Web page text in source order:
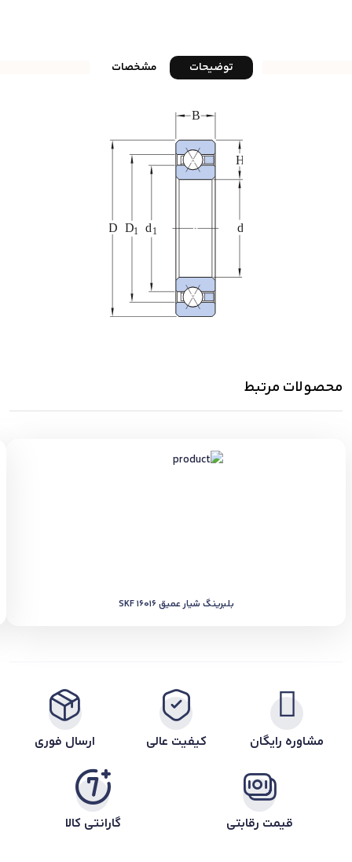
توضیحات مشخصات
محصولات مرتبط
بلبرینگ شیار عمیق SKF 16016
مشاوره رایگان کیفیت عالی ارسال فوری
قیمت رقابتی گارانتی کالا